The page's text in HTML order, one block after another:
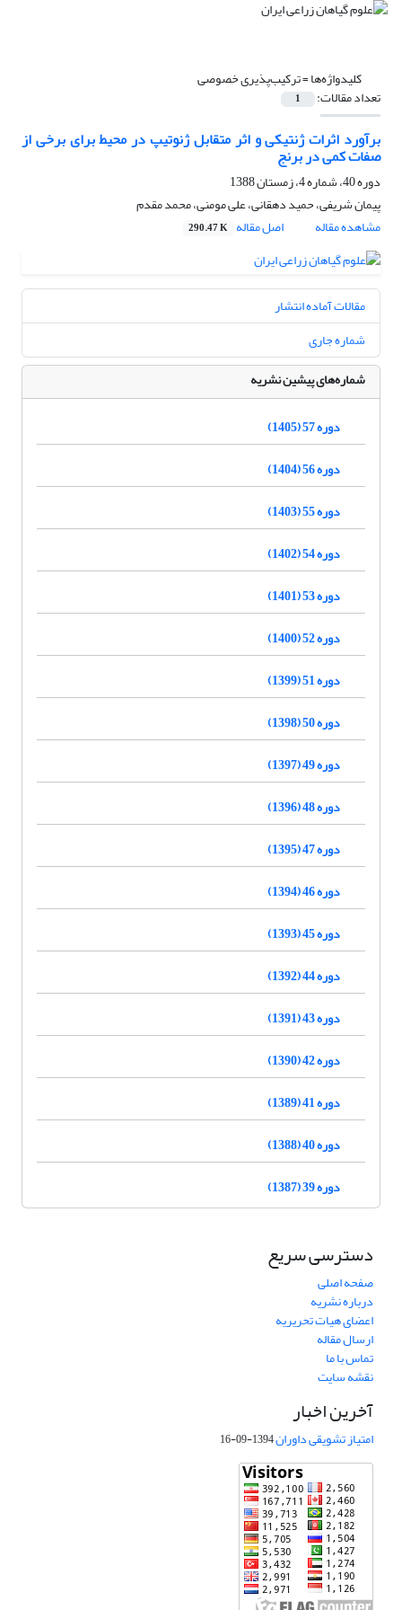
کلیدواژه‌ها =ترکیب‌پذیری خصوصی
تعداد مقالات: 1
برآورد اثرات ژنتیکی و اثر متقابل ژنوتیپ در محیط برای برخی از
صفات کمی در برنج
دوره 40، شماره 4، زمستان 1388
پیمان شریفى، حمید دهقانی، علی مومنی، محمد مقدم
مشاهده مقاله
اصل مقاله 290.47 K
مقالات آماده انتشار
شماره جاری
شماره‌های پیشین نشریه
دوره 57 (1405)
دوره 56 (1404)
دوره 55 (1403)
دوره 54 (1402)
دوره 53 (1401)
دوره 52 (1400)
دوره 51 (1399)
دوره 50 (1398)
دوره 49 (1397)
دوره 48 (1396)
دوره 47 (1395)
دوره 46 (1394)
دوره 45 (1393)
دوره 44 (1392)
دوره 43 (1391)
دوره 42 (1390)
دوره 41 (1389)
دوره 40 (1388)
دوره 39 (1387)
دسترسی سریع
صفحه اصلی
درباره نشریه
اعضای هیات تحریریه
ارسال مقاله
تماس با ما
نقشه سایت
آخرین اخبار
امتیاز تشویقی داوران1394-09-16